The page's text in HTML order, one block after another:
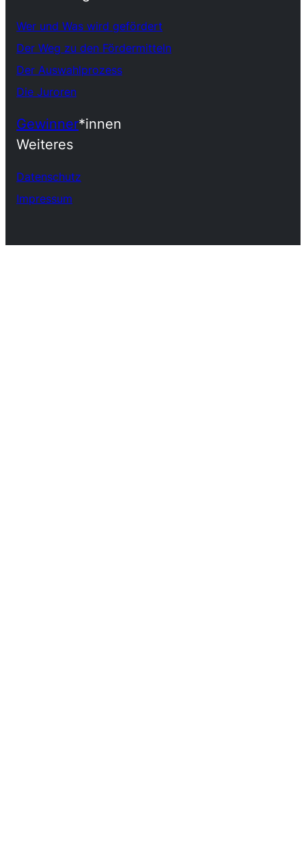
Wer und Was wird gefördert
Der Weg zu den Fördermitteln
Der Auswahlprozess
Die Juroren
Gewinner*innen
Weiteres
Datenschutz
Impressum